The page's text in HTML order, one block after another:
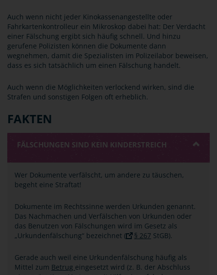
Auch wenn nicht jeder Kinokassenangestellte oder
Fahrkartenkontrolleur ein Mikroskop dabei hat: Der Verdacht
einer Fälschung ergibt sich häufig schnell. Und hinzu
gerufene Polizisten können die Dokumente dann
wegnehmen, damit die Spezialisten im Polizeilabor beweisen,
dass es sich tatsächlich um einen Fälschung handelt.
Auch wenn die Möglichkeiten verlockend wirken, sind die
Strafen und sonstigen Folgen oft erheblich.
FAKTEN
FÄLSCHUNGEN SIND KEIN KINDERSTREICH
Wer Dokumente verfälscht, um andere zu täuschen,
begeht eine Straftat!
Dokumente im Rechtssinne werden Urkunden genannt.
Das Nachmachen und Verfälschen von Urkunden oder
das Benutzen von Fälschungen wird im Gesetz als
„Urkundenfälschung“ bezeichnet (
§ 267 StGB).
Gerade auch weil eine Urkundenfälschung häufig als
Mittel zum Betrug eingesetzt wird (z. B. der Abschluss